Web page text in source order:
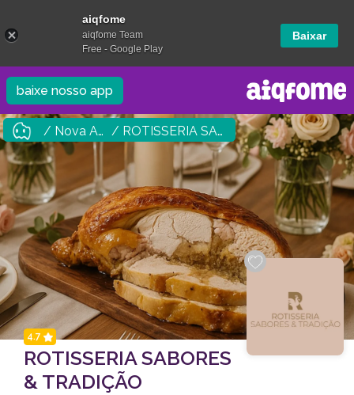
baixe nosso app
/ Nova Andradina / ROTISSERIA SABORES & TRADIÇÃO
4.7
ROTISSERIA SABORES
& TRADIÇÃO
aiqfome
aiqfome Team
Free - Google Play
Baixar